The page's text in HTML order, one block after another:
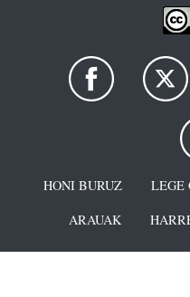
HONI BURUZ LEGE
ARAUAK